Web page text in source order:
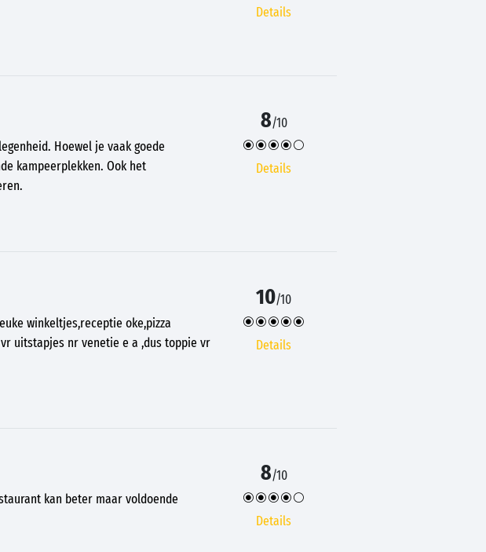
Details
Hoewel je vaak goede
kampeerplekken. Ook het
8/10
Details
winkeltjes,receptie oke,pizza
uitstapjes nr venetie e a ,dus toppie vr
10/10
Details
kan beter maar voldoende
8/10
Details